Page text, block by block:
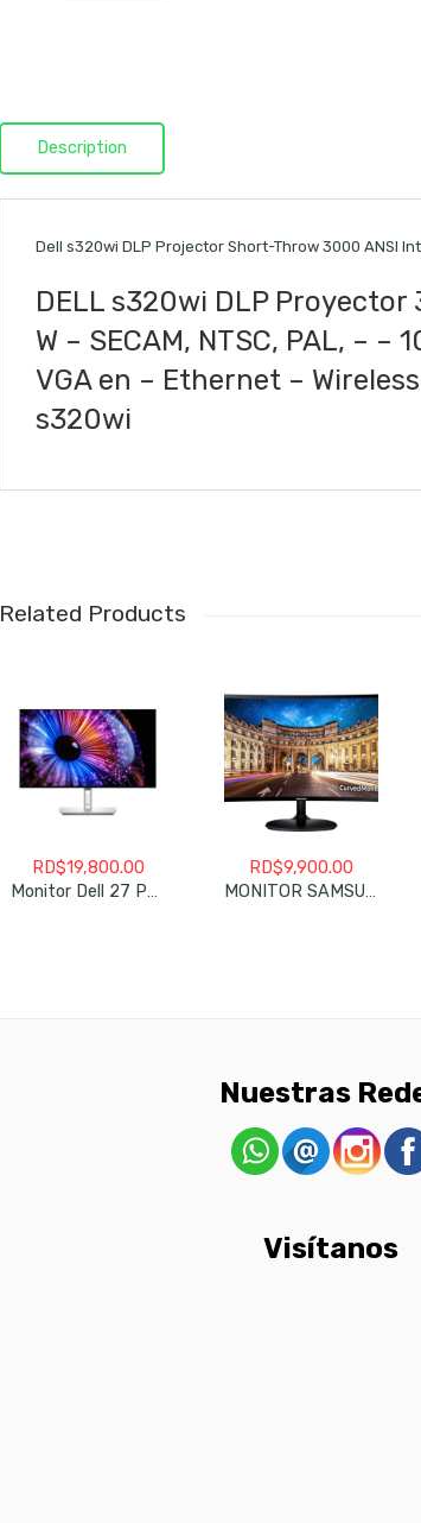
Description
Dell s320wi DLP Projector Short-Throw 3000 ANSI
DELL s320wi DLP Proyector
W – SECAM, NTSC, PAL, – –
VGA en – Ethernet –
s320wi
Related Products
RD$19,800.00 RD$9,900.00
Nuestras
Visítanos